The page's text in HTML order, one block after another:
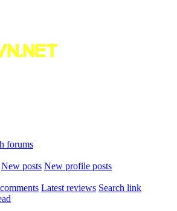
forums
New posts New profile posts
Latest reviews Search link